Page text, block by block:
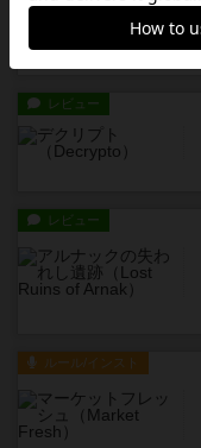
レビュー
レビュー
ルール/インスト